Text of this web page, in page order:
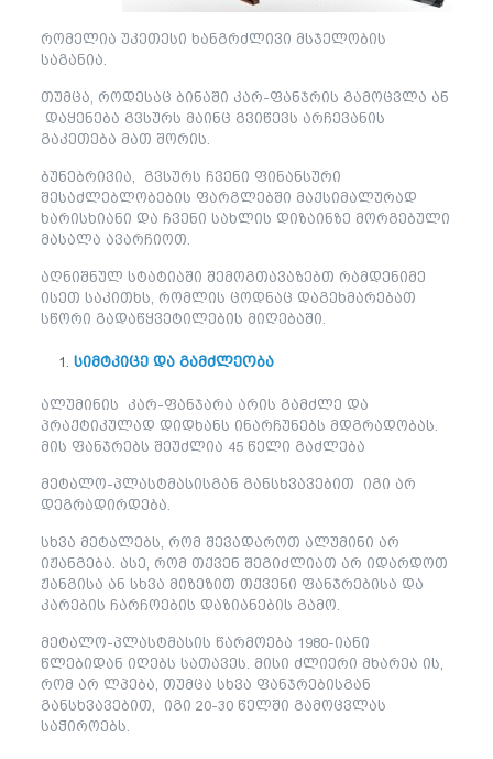
რომელია უკეთესი ხანგრძლივი მსჯელობის
საგანია.
თუმცა, როდესაც ბინაში კარ-ფანჯრის გამოცვლა ან
დაყენება გვსურს მაინც გვიწევს არჩევანის
გაკეთება მათ შორის.
ბუნებრივია, გვსურს ჩვენი ფინანსური
შესაძლებლობების ფარგლებში მაქსიმალურად
ხარისხიანი და ჩვენი სახლის დიზაინზე მორგებული
მასალა ავარჩიოთ.
აღნიშნულ სტატიაში შემოგთავაზებთ რამდენიმე
ისეთ საკითხს, რომლის ცოდნაც დაგეხმარებათ
სწორი გადაწყვეტილების მიღებაში.
სიმტკიცე და გამძლეობა
ალუმინის კარ-ფანჯარა არის გამძლე და
პრაქტიკულად დიდხანს ინარჩუნებს მდგრადობას.
მის ფანჯრებს შეუძლია 45 წელი გაძლება
მეტალო-პლასტმასისგან განსხვავებით იგი არ
დეგრადირდება.
სხვა მეტალებს, რომ შევადაროთ ალუმინი არ
იჟანგება. ასე, რომ თქვენ შეგიძლიათ არ იდარდოთ
ჟანგისა ან სხვა მიზეზით თქვენი ფანჯრებისა და
კარების ჩარჩოების დაზიანების გამო.
მეტალო-პლასტმასის წარმოება 1980-იანი
წლებიდან იღებს სათავეს. მისი ძლიერი მხარეა ის,
რომ არ ლპება, თუმცა სხვა ფანჯრებისგან
განსხვავებით, იგი 20-30 წელში გამოცვლას
საჭიროებს.